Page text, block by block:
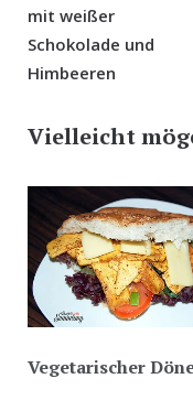
mit weißer
Schokolade und
Himbeeren
Vielleicht
Vegetarischer